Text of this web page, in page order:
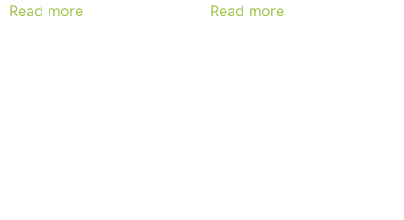
Read more Read more